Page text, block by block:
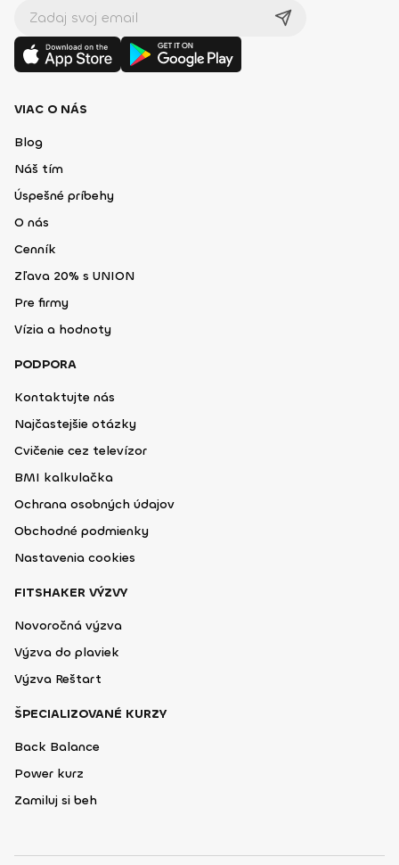
VIAC O NÁS
Blog
Náš tím
Úspešné príbehy
O nás
Cenník
Zľava 20% s UNION
Pre firmy
Vízia a hodnoty
PODPORA
Kontaktujte nás
Najčastejšie otázky
Cvičenie cez televízor
BMI kalkulačka
Ochrana osobných údajov
Obchodné podmienky
Nastavenia cookies
FITSHAKER VÝZVY
Novoročná výzva
Výzva do plaviek
Výzva Reštart
ŠPECIALIZOVANÉ KURZY
Back Balance
Power kurz
Zamiluj si beh